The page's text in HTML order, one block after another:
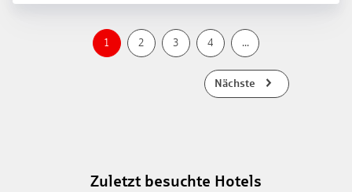
1 2 3 4 ...
Nächste
Zuletzt besuchte Hotels